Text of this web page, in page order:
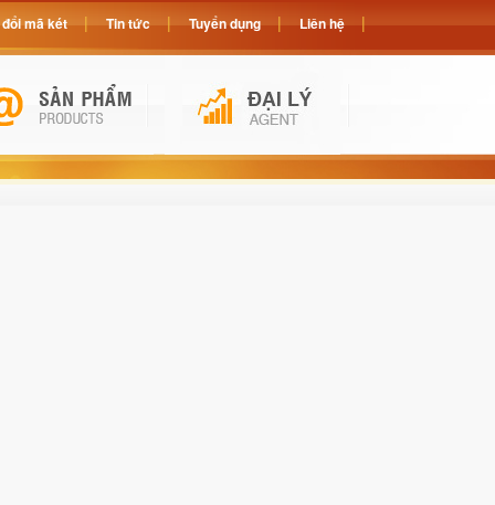
mã két Tin tức Tuyển dụng Liên hệ